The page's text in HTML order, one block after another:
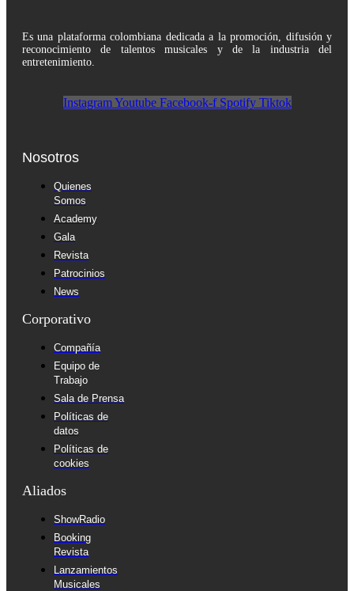
Es una plataforma colombiana dedicada a la promoción, difusión y
reconocimiento de talentos musicales y de la industria del
entretenimiento.
Instagram Youtube Facebook-f Spotify Tiktok
Nosotros
Quienes
Somos
Academy
Gala
Revista
Patrocinios
News
Corporativo
Compañía
Equipo de
Trabajo
Sala de Prensa
Políticas de
datos
Políticas de
cookies
Aliados
ShowRadio
Booking
Revista
Lanzamientos
Musicales